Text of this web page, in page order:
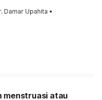
Damar Upahita •
menstruasi atau